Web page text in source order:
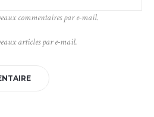
commentaires par e-mail.
articles par e-mail.